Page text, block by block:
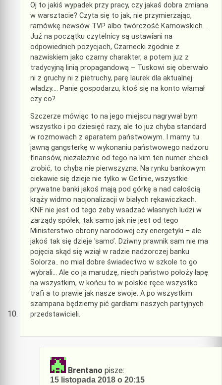
Oj to jakiś wypadek przy pracy, czy jakaś dobra zmiana
w warsztacie? Czyta się to jak, nie przymierzając,
ramówkę newsów TVP albo twórczość Karnowskich…
Już na początku czytelnicy są ustawiani na
odpowiednich pozycjach, Czarnecki zgodnie z
nazwiskiem jako czarny charakter, a potem juz z
tradycyjną linią propagandową – Tuskowi się oberwało
ni z gruchy ni z pietruchy, parę laurek dla aktualnej
władzy…. Panie gospodarzu, ktoś się na konto włamał
czy co?
Szczerze mówiąc to na jego miejscu nagrywał bym
wszystko i po dziesięć razy, ale to już chyba standard
w rozmowach z aparatem państwowym. I mamy tu
jawną gangsterkę w wykonaniu państwowego nadzoru
finansów, niezależnie od tego na kim ten numer chcieli
zrobić, to chyba nie pierwszyzna. Na rynku bankowym
ciekawie się dzieje nie tylko w Getinie, wszystkie
prywatne banki jakoś mają pod górkę a nad całością
krąży widmo nacjonalizacji w białych rękawiczkach.
KNF nie jest od tego żeby wsadzać własnych ludzi w
zarządy spółek, tak samo jak nie jest od tego
Ministerstwo obrony narodowej czy energetyki – ale
jakoś tak się dzieje 'samo’. Dziwny prawnik sam nie ma
pojęcia skąd się wziął w radzie nadzorczej banku
Solorza.. no miał dobre świadectwo w szkole to go
wybrali… Ale co ja marudzę, niech państwo położy łapę
na wszystkim, w końcu to w polskie ręce wszystko
trafi a to prawie jak nasze swoje. A po wszystkim
szampana będziemy pić gardłami naszych partyjnych
przedstawicieli.
Brentano pisze:
15 listopada 2018 o 20:15